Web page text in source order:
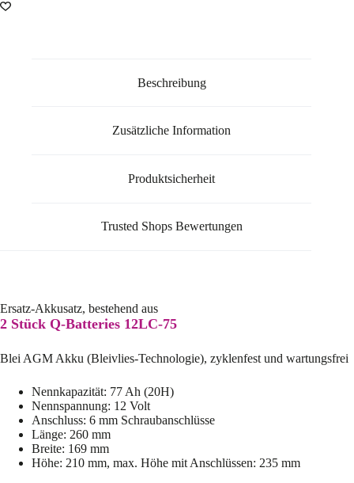
Beschreibung
Zusätzliche Information
Produktsicherheit
Trusted Shops Bewertungen
Ersatz-Akkusatz, bestehend aus
2 Stück Q-Batteries 12LC-75
Blei AGM Akku (Bleivlies-Technologie), zyklenfest und wartungsfrei
Nennkapazität: 77 Ah (20H)
Nennspannung: 12 Volt
Anschluss: 6 mm Schraubanschlüsse
Länge: 260 mm
Breite: 169 mm
Höhe: 210 mm, max. Höhe mit Anschlüssen: 235 mm